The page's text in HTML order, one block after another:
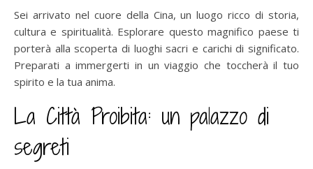
Sei arrivato nel cuore della Cina, un luogo ricco di storia,
cultura e spiritualità. Esplorare questo magnifico paese ti
porterà alla scoperta di luoghi sacri e carichi di significato.
Preparati a immergerti in un viaggio che toccherà il tuo
spirito e la tua anima.
La Città Proibita: un palazzo di
segreti